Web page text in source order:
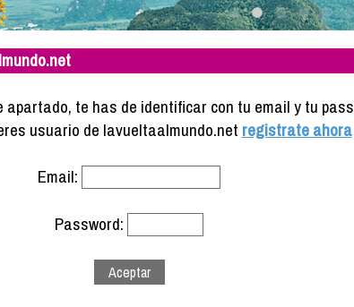
apartado, te has de identificar con tu email y tu
usuario de lavueltaalmundo.net registrate ahora
Email:
Password: